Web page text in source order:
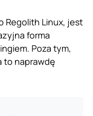
Regolith Linux, jest
forma
Poza tym,
to naprawdę